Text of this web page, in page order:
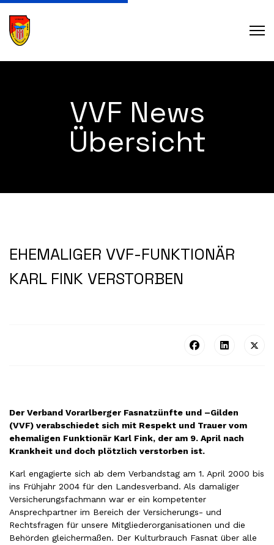
VVF News
Übersicht
EHEMALIGER VVF-FUNKTIONÄR
KARL FINK VERSTORBEN
Der Verband Vorarlberger Fasnatzünfte und –Gilden
(VVF) verabschiedet sich mit Respekt und Trauer vom
ehemaligen Funktionär Karl Fink, der am 9. April nach
Krankheit und doch plötzlich verstorben ist.
Karl engagierte sich ab dem Verbandstag am 1. April 2000 bis
ins Frühjahr 2004 für den Landesverband. Als damaliger
Versicherungsfachmann war er ein kompetenter
Ansprechpartner im Bereich der Versicherungs- und
Rechtsfragen für unsere Mitgliederorganisationen und die
Behörden gleichermaßen. Der Kulturbrauch Fasnat über alle